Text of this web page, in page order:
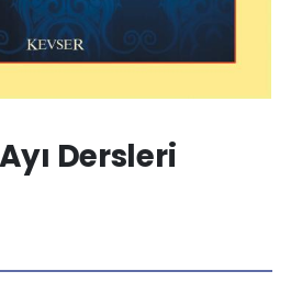
Dersleri